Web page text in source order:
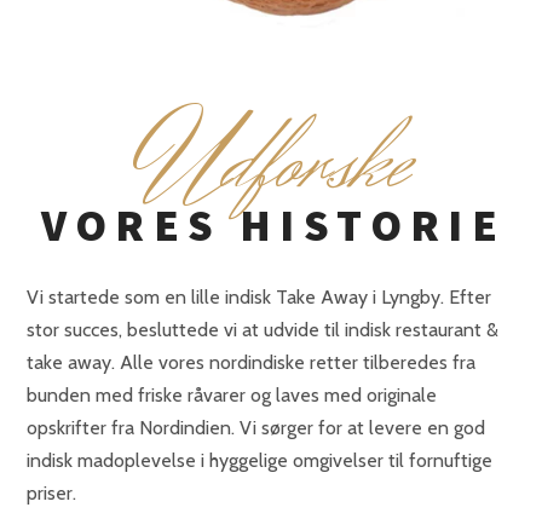
Udforske
VORES HISTORIE
Vi startede som en lille indisk Take Away i Lyngby. Efter
stor succes, besluttede vi at udvide til indisk restaurant &
take away. Alle vores nordindiske retter tilberedes fra
bunden med friske råvarer og laves med originale
opskrifter fra Nordindien. Vi sørger for at levere en god
indisk madoplevelse i hyggelige omgivelser til fornuftige
priser.